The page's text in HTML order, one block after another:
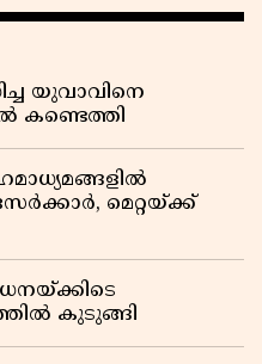
യുവാവിനെ
കണ്ടെത്തി
മെറ്റയ്ക്ക്
കുടുങ്ങി